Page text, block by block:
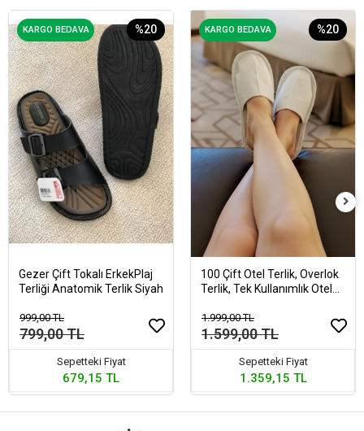
KARGO BEDAVA %20
Gezer Çift Tokalı ErkekPlaj
Terliği Anatomik Terlik Siyah
999,00 TL
799,00 TL
Sepetteki Fiyat
679,15 TL
KARGO BEDAVA %20
100 Çift Otel Terlik, Overlok
Terlik, Tek Kullanımlık Otel
1.999,00 TL
1.599,00 TL
Sepetteki Fiyat
1.359,15 TL